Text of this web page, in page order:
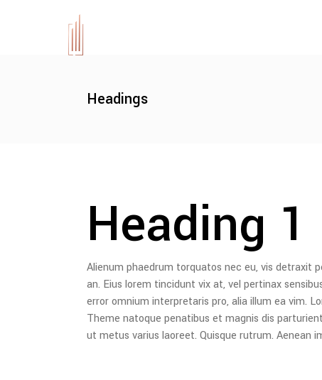
Headings
Heading 1
Alienum phaedrum torquatos nec eu, vis detraxit
an. Eius lorem tincidunt vix at, vel pertinax
error omnium interpretaris pro, alia illum ea vim.
Theme natoque penatibus et magnis dis
ut metus varius laoreet. Quisque rutrum. Aenean